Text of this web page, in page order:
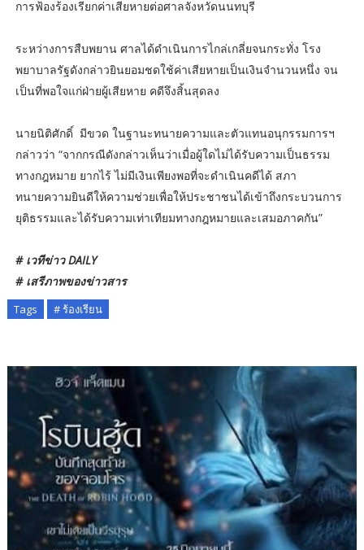
การฟ้องร้องเรียกค่าเสียหายต่อศาลจังหวัดนนทบุรี
ระหว่างการสืบพยาน ศาลได้ดำเนินการไกล่เกลี่ยจนกระทั่ง โรง
พยาบาลรัฐดังกล่าวยินยอมชดใช้ค่าเสียหายเป็นเงินจำนวนหนึ่ง จน
เป็นที่พอใจแก่ฝ่ายผู้เสียหาย คดีจึงสิ้นสุดลง
นายนิติศักดิ์ มีขวด ในฐานะทนายความและตัวแทนอนุกรรมการฯ
กล่าวว่า “จากกรณีดังกล่าวเห็นว่าเมื่อผู้ใดไม่ได้รับความเป็นธรรม
ทางกฎหมาย ยากไร้ ไม่มีเงินเพียงพอที่จะดำเนินคดีได้ สภา
ทนายความยินดีให้ความช่วยเพื่อให้ประชาชนได้เข้าถึงกระบวนการ
ยุติธรรมและได้รับความเท่าเทียมทางกฎหมายและเสมอภาคกัน”
# เวทีข่าว DAILY
# เสรีภาพของข่าวสาร
Tags # ร้องเรียน